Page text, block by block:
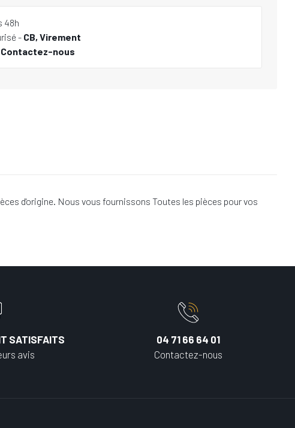
48h
- CB, Virement
Contactez-nous
d'origine. Nous vous fournissons Toutes les pièces pour vos
SATISFAITS
avis
04 71 66 64 01
Contactez-nous